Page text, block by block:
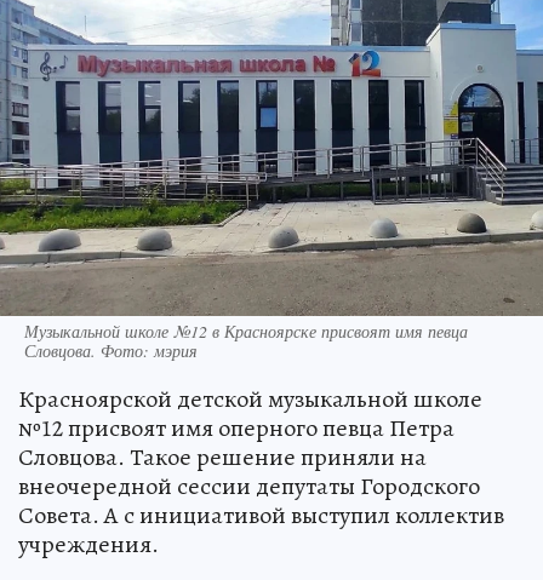
Музыкальной школе №12 в Красноярске присвоят имя певца
Словцова. Фото: мэрия
Красноярской детской музыкальной школе
№12 присвоят имя оперного певца Петра
Словцова. Такое решение приняли на
внеочередной сессии депутаты Городского
Совета. А с инициативой выступил коллектив
учреждения.